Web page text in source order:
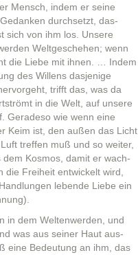
Men­sch, indem er seine
durch­set­zt, das­
sich von ihm los. Unsere
Welt­geschehen; wenn
die Liebe mit ihnen. … Indem
des Wil­lens das­jenige
trifft das, was da
in die Welt, auf unsere
Ger­adeso wie wenn eine
Keim ist, den außen das Licht
tre­f­fen muß und so weit­er,
Kos­mos, damit er wach­
die Frei­heit entwick­elt wird,
lebende Liebe ein
in dem Wel­tenwer­den, und
was aus sein­er Haut aus­
eine Bedeu­tung an ihm, das